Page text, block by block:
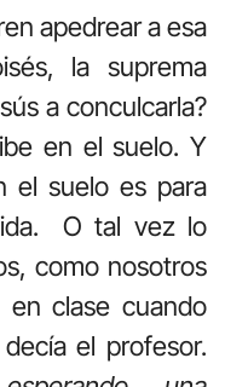
apedrear a esa
la suprema
a conculcarla?
en el suelo. Y
el suelo es para
O tal vez lo
como nosotros
en clase cuando
el profesor.